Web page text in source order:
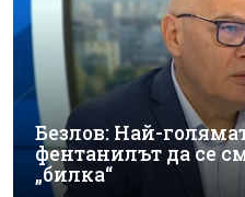
Безлов: Най-
фентанилът да се
„билка“